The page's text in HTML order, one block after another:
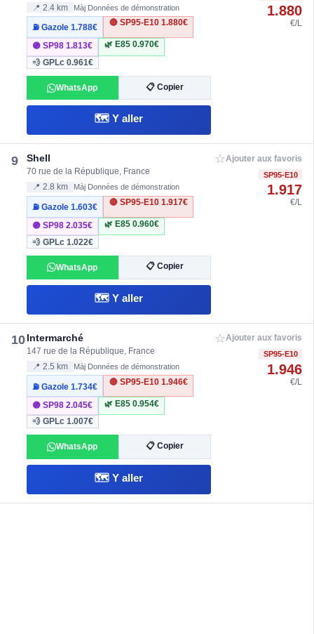
📍 2.4 km Màj Données de démonstration
⛽ Gazole1.788€
🔴 SP95-E10 1.880€
🟣 SP981.813€ 🌿 E85 0.970€
💨 GPLc0.961€
WhatsApp 📋 Copier
🗺️ Y aller
1.880
€/L
9 Shell
70 rue de la République, France
📍 2.8 km Màj Données de démonstration
⛽ Gazole1.603€
🔴 SP95-E10 1.917€
🟣 SP982.035€ 🌿 E85 0.960€
💨 GPLc1.022€
WhatsApp 📋 Copier
🗺️ Y aller
☆Ajouter aux favoris
SP95-E10
1.917
€/L
10Intermarché
147 rue de la République, France
📍 2.5 km Màj Données de démonstration
⛽ Gazole1.734€
🔴 SP95-E10 1.946€
🟣 SP982.045€ 🌿 E85 0.954€
💨 GPLc1.007€
WhatsApp 📋 Copier
🗺️ Y aller
☆Ajouter aux favoris
SP95-E10
1.946
€/L